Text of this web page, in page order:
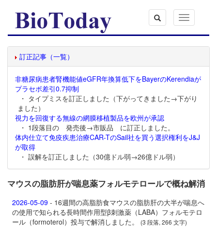
Toggle
navigation
訂正記事（一覧）
非糖尿病患者腎機能値eGFR年換算低下をBayerのKerendiaが
プラセボ差引0.7抑制
・ タイプミスを訂正しました（下がってきました→下がり
ました）
視力を回復する無線の網膜移植製品を欧州が承認
・ 1段落目の 発売後→市販品 に訂正しました。
体内仕立て免疫疾患治療CAR-TのSail社を買う選択権利をJ&J
が取得
・ 誤解を訂正しました（30億ドル弱→26億ドル弱）
マウスの脂肪肝が喘息薬フォルモテロールで概ね解消
2026-05-09 - 16週間の高脂肪食マウスの脂肪肝の大半が喘息へ
の使用で知られる長時間作用型β刺激薬（LABA） フォルモテロ
ール（formoterol）投与で解消しました。
(3 段落, 266 文字)